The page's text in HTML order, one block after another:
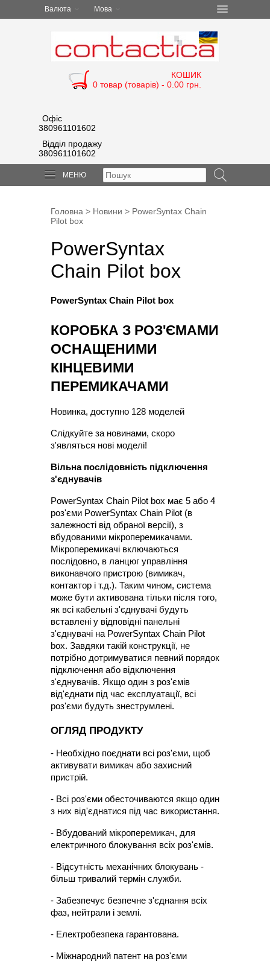
Валюта Мова
КОШИК
0 товар (товарів) - 0.00 грн.
Офіс
380961101602
Відділ продажу
380961101602
МЕНЮ
Головна > Новини > PowerSyntax Chain
Pilot box
PowerSyntax
Chain Pilot box
PowerSyntax Chain Pilot box
КОРОБКА З РОЗ'ЄМАМИ
ОСНАЩЕНИМИ
КІНЦЕВИМИ
ПЕРЕМИКАЧАМИ
Новинка, доступно 128 моделей
Слідкуйте за новинами, скоро
з'являться нові моделі!
Вільна послідовність підключення
з'єднувачів
PowerSyntax Chain Pilot box має 5 або 4
роз'єми PowerSyntax Chain Pilot (в
залежності від обраної версії), з
вбудованими мікроперемикачами.
Мікроперемикачі включаються
послідовно, в ланцюг управління
виконавчого пристрою (вимикач,
контактор і т.д.). Таким чином, система
може бути активована тільки після того,
як всі кабельні з'єднувачі будуть
вставлені у відповідні панельні
з'єднувачі на PowerSyntax Chain Pilot
box. Завдяки такій конструкції, не
потрібно дотримуватися певний порядок
підключення або відключення
з'єднувачів. Якщо один з роз'ємів
від'єднати під час експлуатації, всі
роз'єми будуть знеструмлені.
ОГЛЯД ПРОДУКТУ
- Необхідно поєднати всі роз'єми, щоб
активувати вимикач або захисний
пристрій.
- Всі роз'єми обесточиваются якщо один
з них від'єднатися під час використання.
- Вбудований мікроперемикач, для
електричного блокування всіх роз'ємів.
- Відсутність механічних блокувань -
більш тривалий термін служби.
- Забезпечує безпечне з'єднання всіх
фаз, нейтрали і землі.
- Електробезпека гарантована.
- Міжнародний патент на роз'єми